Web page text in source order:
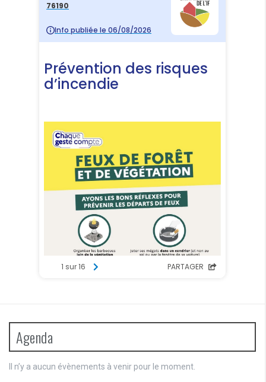
Agenda
Il n’y a aucun évènements à venir pour le moment.